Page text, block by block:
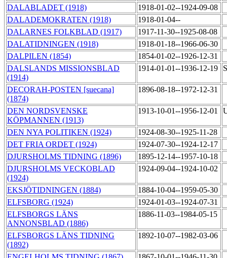
DALABLADET (1918)
1918-01-02--1924-09-08
DALADEMOKRATEN (1918)
1918-01-04--
DALARNES FOLKBLAD (1917)
1917-11-30--1925-08-08
DALATIDNINGEN (1918)
1918-01-18--1966-06-30
DALPILEN (1854)
1854-01-02--1926-12-31
DALSLANDS MISSIONSBLAD
(1914)
1914-01-01--1936-12-19
DECORAH-POSTEN [suecana]
(1874)
1896-08-18--1972-12-31
DEN NORDSVENSKE
KÖPMANNEN (1913)
1913-10-01--1956-12-01
DEN NYA POLITIKEN (1924)
1924-08-30--1925-11-28
DET FRIA ORDET (1924)
1924-07-30--1924-12-17
DJURSHOLMS TIDNING (1896)
1895-12-14--1957-10-18
DJURSHOLMS VECKOBLAD
(1924)
1924-09-04--1924-10-02
EKSJÖTIDNINGEN (1884)
1884-10-04--1959-05-30
ELFSBORG (1924)
1924-01-03--1924-07-31
ELFSBORGS LÄNS
ANNONSBLAD (1886)
1886-11-03--1984-05-15
ELFSBORGS LÄNS TIDNING
(1892)
1892-10-07--1982-03-06